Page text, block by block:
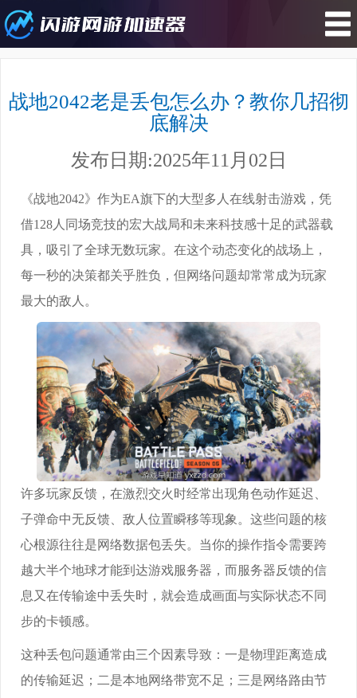
老是丢包怎么办？教你几招彻底解决
战地2042老是丢包怎么办？教你几招彻
底解决
发布日期:2025年11月02日
《战地2042》作为EA旗下的大型多人在线射击游戏，凭
借128人同场竞技的宏大战局和未来科技感十足的武器载
具，吸引了全球无数玩家。在这个动态变化的战场上，
每一秒的决策都关乎胜负，但网络问题却常常成为玩家
最大的敌人。
许多玩家反馈，在激烈交火时经常出现角色动作延迟、
子弹命中无反馈、敌人位置瞬移等现象。这些问题的核
心根源往往是网络数据包丢失。当你的操作指令需要跨
越大半个地球才能到达游戏服务器，而服务器反馈的信
息又在传输途中丢失时，就会造成画面与实际状态不同
步的卡顿感。
这种丢包问题通常由三个因素导致：一是物理距离造成
的传输延迟；二是本地网络带宽不足；三是网络路由节